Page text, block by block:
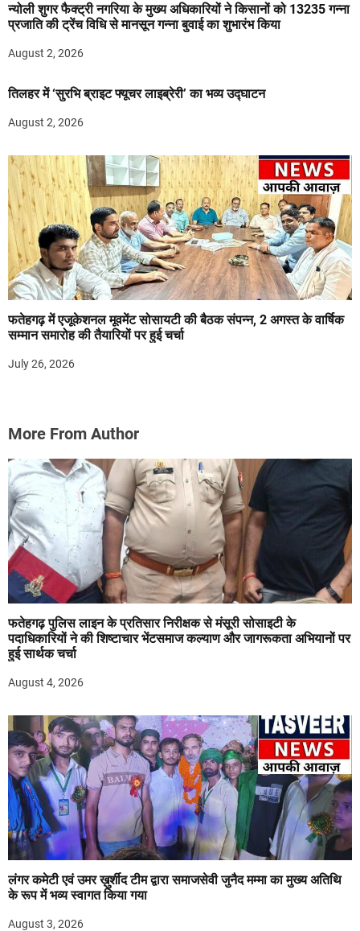
न्योली शुगर फैक्ट्री नगरिया के मुख्य अधिकारियों ने किसानों को 13235 गन्ना
प्रजाति की ट्रेंच विधि से मानसून गन्ना बुवाई का शुभारंभ किया
August 2, 2026
तिलहर में ‘सुरभि ब्राइट फ्यूचर लाइब्रेरी’ का भव्य उद्घाटन
August 2, 2026
फतेहगढ़ में एजूकेशनल मूवमेंट सोसायटी की बैठक संपन्न, 2 अगस्त के वार्षिक
सम्मान समारोह की तैयारियों पर हुई चर्चा
July 26, 2026
More From Author
फतेहगढ़ पुलिस लाइन के प्रतिसार निरीक्षक से मंसूरी सोसाइटी के
पदाधिकारियों ने की शिष्टाचार भेंटसमाज कल्याण और जागरूकता अभियानों पर
हुई सार्थक चर्चा
August 4, 2026
लंगर कमेटी एवं उमर ख़ुर्शीद टीम द्वारा समाजसेवी जुनैद मम्मा का मुख्य अतिथि
के रूप में भव्य स्वागत किया गया
August 3, 2026